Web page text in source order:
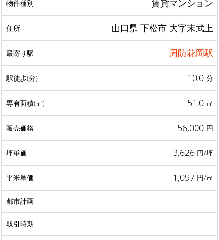
賃貸マンション
山口県 下松市 大字末武上
周防花岡駅
10.0 分
51.0 ㎡
56,000 円
3,626 円/坪
1,097 円/㎡